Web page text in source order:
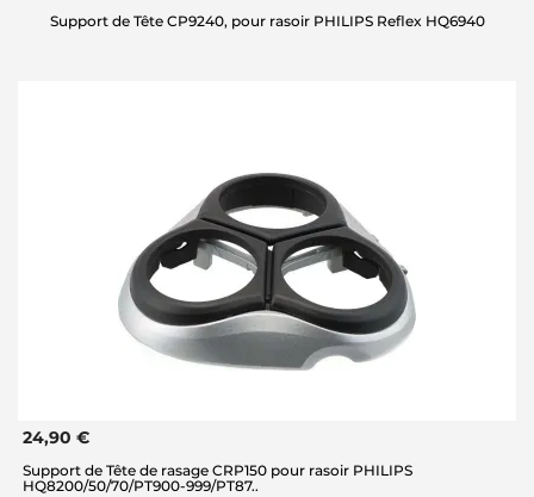
Support de Tête CP9240, pour rasoir PHILIPS Reflex HQ6940
24,90 €
Support de Tête de rasage CRP150 pour rasoir PHILIPS
HQ8200/50/70/PT900-999/PT87..